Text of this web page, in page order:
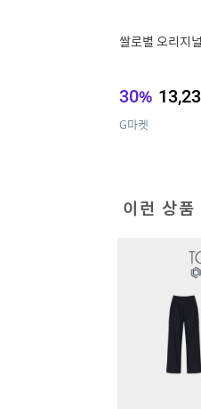
쌀로별 오리지
30%
G마켓
이런 상품